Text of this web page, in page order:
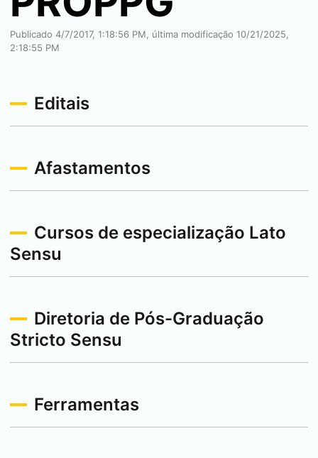
Publicado 4/7/2017, 1:18:56 PM, última modificação 10/21/2025,
2:18:55 PM
Editais
Afastamentos
Cursos de especialização Lato
Sensu
Diretoria de Pós-Graduação
Stricto Sensu
Ferramentas